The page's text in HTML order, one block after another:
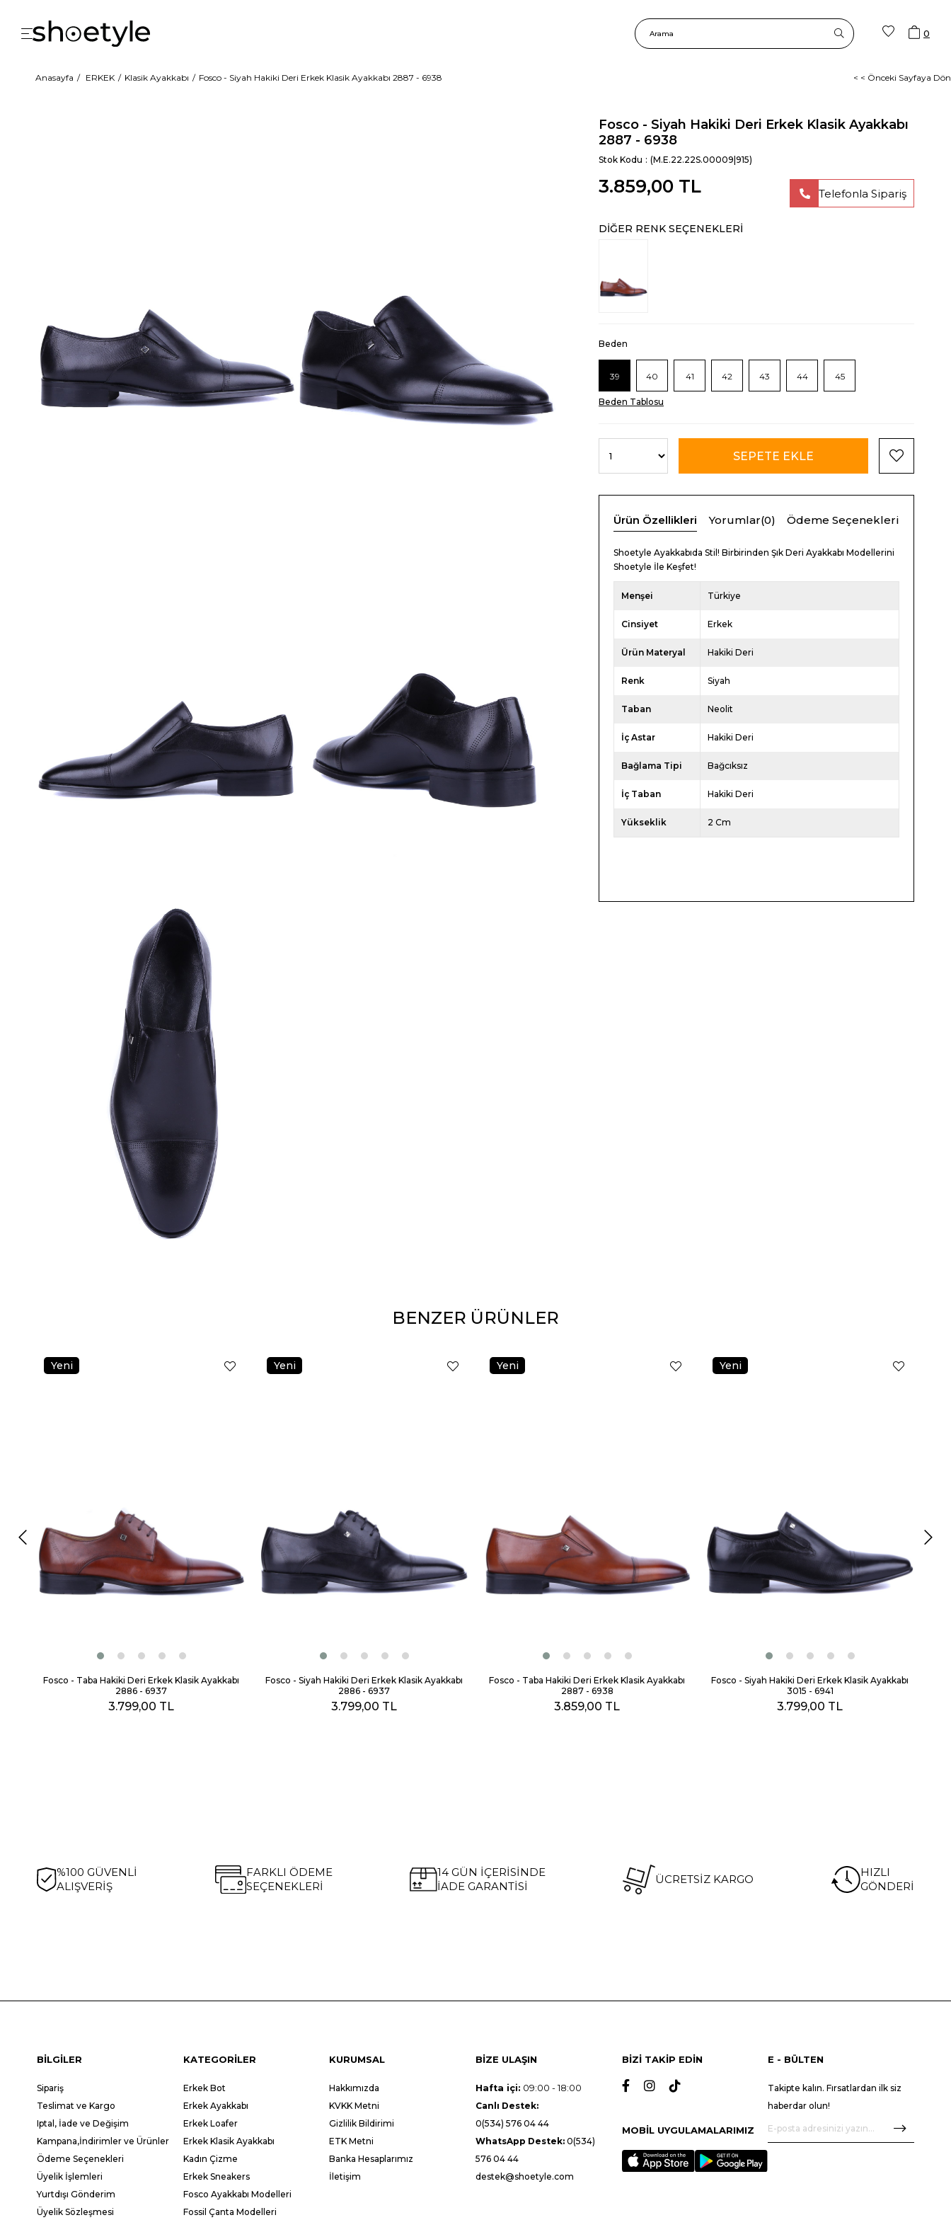
0
Anasayfa ERKEK Klasik Ayakkabı Fosco - Siyah Hakiki Deri Erkek Klasik Ayakkabı 2887 - 6938 < < Önceki Sayfaya Dön
Fosco - Siyah Hakiki Deri Erkek Klasik Ayakkabı
2887 - 6938
Stok Kodu (M.E.22.22S.00009|915)
3.859,00 TL Telefonla Sipariş
DIĞER RENK SEÇENEKLERI
Beden
39 40 41 42 43 44 45
Beden Tablosu
Ürün Özellikleri Yorumlar(0) Ödeme Seçenekleri
Shoetyle Ayakkabıda Stil! Birbirinden Şık Deri Ayakkabı Modellerini
Shoetyle İle Keşfet!
Menşei Türkiye
Cinsiyet Erkek
Ürün Materyal Hakiki Deri
Renk Siyah
Taban Neolit
İç Astar Hakiki Deri
Bağlama Tipi Bağcıksız
İç Taban Hakiki Deri
Yükseklik 2 Cm
BENZER ÜRÜNLER
Fosco - Taba Hakiki Deri Erkek Klasik Ayakkabı
2886 - 6937
3.799,00 TL
Fosco - Siyah Hakiki Deri Erkek Klasik Ayakkabı
2886 - 6937
3.799,00 TL
Fosco - Taba Hakiki Deri Erkek Klasik Ayakkabı
2887 - 6938
3.859,00 TL
Fosco - Siyah Hakiki Deri Erkek Klasik Ayakkabı
3015 - 6941
3.799,00 TL
%100 GÜVENLİ
ALIŞVERİŞ
FARKLI ÖDEME
SEÇENEKLERİ
14 GÜN İÇERİSİNDE
İADE GARANTİSİ
ÜCRETSİZ KARGO
HIZLI
GÖNDERİ
BİLGİLER
Sipariş
Teslimat ve Kargo
Iptal, İade ve Değişim
Kampana,İndirimler ve Ürünler
Ödeme Seçenekleri
Üyelik İşlemleri
Yurtdışı Gönderim
Üyelik Sözleşmesi
KATEGORİLER
Erkek Bot
Erkek Ayakkabı
Erkek Loafer
Erkek Klasik Ayakkabı
Kadın Çizme
Erkek Sneakers
Fosco Ayakkabı Modelleri
Fossil Çanta Modelleri
KURUMSAL
Hakkımızda
KVKK Metni
Gizlilik Bildirimi
ETK Metni
Banka Hesaplarımız
İletişim
BİZE ULAŞIN
Hafta içi: 09:00 - 18:00
Canlı Destek:
0(534) 576 04 44
WhatsApp Destek: 0(534)
576 04 44
destek@shoetyle.com
BİZİ TAKİP EDİN
MOBİL UYGULAMALARIMIZ
E - BÜLTEN
Takipte kalın. Fırsatlardan ilk siz
haberdar olun!